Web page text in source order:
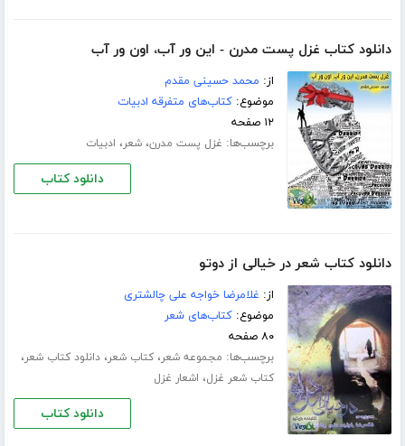
دانلود کتاب غزل پست مدرن - این ور آب، اون ور آب
از: محمد حسینی مقدم
موضوع:کتاب‌های متفرقه ادبیات
۱۲ صفحه
برچسب‌ها: غزل پست مدرن،شعر، ادبیات
دانلود کتاب
دانلود کتاب شعر در خیالی از دوتو
از: غلامرضا خواجه علی چالشتری
موضوع:کتاب‌های شعر
۸۰ صفحه
برچسب‌ها: مجموعه شعر،کتاب شعر،دانلود کتاب شعر،
کتاب شعر غزل، اشعار غزل
دانلود کتاب